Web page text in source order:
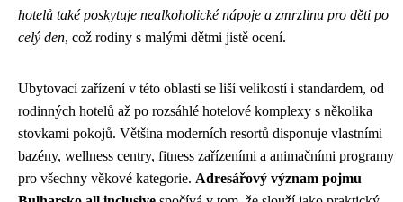
hotelů také poskytuje nealkoholické nápoje a zmrzlinu pro děti po
celý den, což rodiny s malými dětmi jistě ocení.
Ubytovací zařízení v této oblasti se liší velikostí i standardem, od
rodinných hotelů až po rozsáhlé hotelové komplexy s několika
stovkami pokojů. Většina moderních resortů disponuje vlastními
bazény, wellness centry, fitness zařízeními a animačními programy
pro všechny věkové kategorie. Adresářový význam pojmu